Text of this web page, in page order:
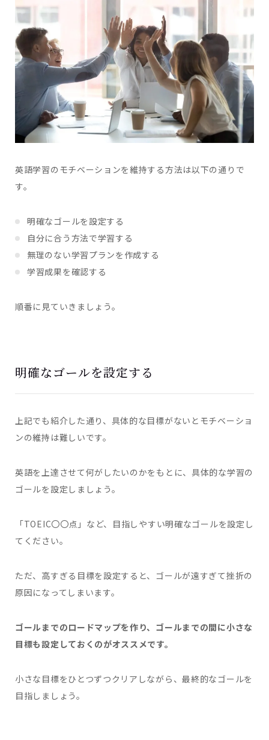
英語学習のモチベーションを維持する方法は以下の通りで
す。
明確なゴールを設定する
自分に合う方法で学習する
無理のない学習プランを作成する
学習成果を確認する
順番に見ていきましょう。
明確なゴールを設定する
上記でも紹介した通り、具体的な目標がないとモチベーショ
ンの維持は難しいです。
英語を上達させて何がしたいのかをもとに、具体的な学習の
ゴールを設定しましょう。
「TOEIC〇〇点」など、目指しやすい明確なゴールを設定し
てください。
ただ、高すぎる目標を設定すると、ゴールが遠すぎて挫折の
原因になってしまいます。
ゴールまでのロードマップを作り、ゴールまでの間に小さな
目標も設定しておくのがオススメです。
小さな目標をひとつずつクリアしながら、最終的なゴールを
目指しましょう。